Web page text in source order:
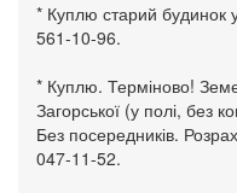
* Куплю старий будинок
561-10-96.
* Куплю. Терміново!
Загорської (у полі, без
Без посередників.
047-11-52.